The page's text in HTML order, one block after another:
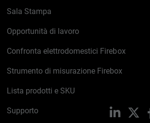
Sala Stampa
Opportunità di lavoro
Confronta elettrodomestici Firebox
Strumento di misurazione Firebox
Lista prodotti e SKU
Supporto LinkedIn